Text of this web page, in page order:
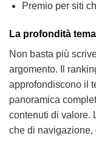
Premio per siti
La profondità
Non basta più
argomento. Il
approfondiscono il
panoramica
contenuti di valore.
che di navigazione,